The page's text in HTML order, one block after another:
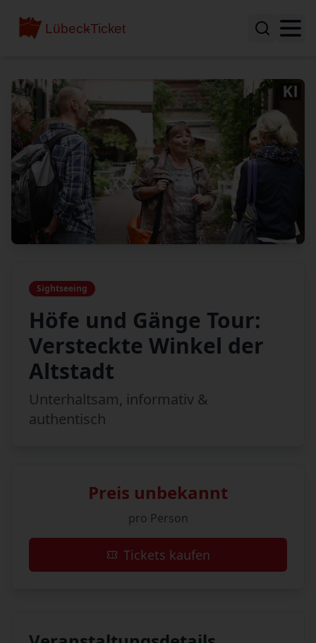
Sightseeing
Höfe und Gänge Tour:
Versteckte Winkel der
Altstadt
Unterhaltsam, informativ &
authentisch
Preis unbekannt
pro Person
Tickets kaufen